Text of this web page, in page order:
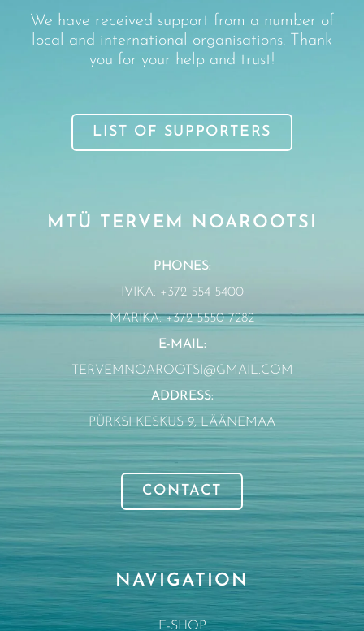
NAVIGATION
E-SHOP
MTÜ TERVEM NOAROOTSI
PHONES:
IVIKA: +372 554 5400
MARIKA: +372 5550 7282
E-MAIL:
TERVEMNOAROOTSI@GMAIL.COM
ADDRESS:
PÜRKSI KESKUS 9, LÄÄNEMAA
CONTACT
We have received support from a number of
local and international organisations. Thank
you for your help and trust!
LIST OF SUPPORTERS